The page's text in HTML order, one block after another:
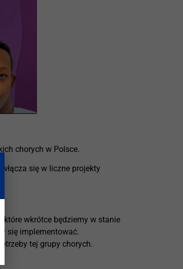
chorych w Polsce.
się w liczne projekty
wkrótce będziemy w stanie
się implementować.
tej grupy chorych.